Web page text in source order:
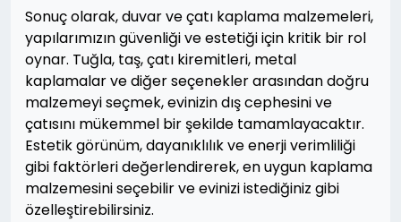
Sonuç olarak, duvar ve çatı kaplama malzemeleri,
yapılarımızın güvenliği ve estetiği için kritik bir rol
oynar. Tuğla, taş, çatı kiremitleri, metal
kaplamalar ve diğer seçenekler arasından doğru
malzemeyi seçmek, evinizin dış cephesini ve
çatısını mükemmel bir şekilde tamamlayacaktır.
Estetik görünüm, dayanıklılık ve enerji verimliliği
gibi faktörleri değerlendirerek, en uygun kaplama
malzemesini seçebilir ve evinizi istediğiniz gibi
özelleştirebilirsiniz.